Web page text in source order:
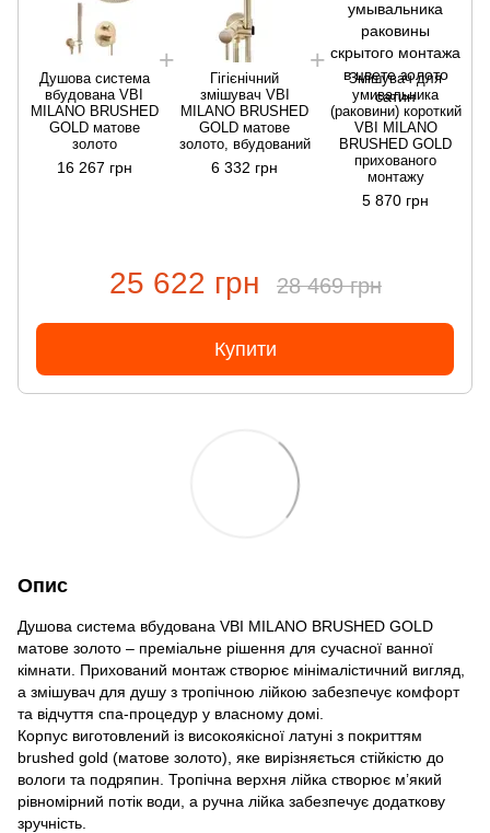
Душова система
вбудована VBI
MILANO BRUSHED
GOLD матове
золото
16 267 грн
Гігієнічний
змішувач VBI
MILANO BRUSHED
GOLD матове
золото, вбудований
6 332 грн
Змішувач для
умивальника
(раковини) короткий
VBI MILANO
BRUSHED GOLD
прихованого
монтажу
5 870 грн
25 622 грн 28 469 грн
Купити
Опис
Душова система вбудована VBI MILANO BRUSHED GOLD
матове золото – преміальне рішення для сучасної ванної
кімнати. Прихований монтаж створює мінімалістичний вигляд,
а змішувач для душу з тропічною лійкою забезпечує комфорт
та відчуття спа-процедур у власному домі.
Корпус виготовлений із високоякісної латуні з покриттям
brushed gold (матове золото), яке вирізняється стійкістю до
вологи та подряпин. Тропічна верхня лійка створює м’який
рівномірний потік води, а ручна лійка забезпечує додаткову
зручність.